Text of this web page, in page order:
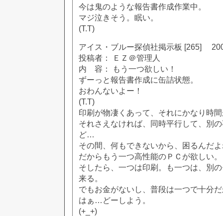
今は鬼のような報告書作成作業中。
マジ泣きそう。眠い。
(T.T)
アイス・ブルー探偵社掲示板 [265]
投稿者： ＥＺ＠管理人
内 容： もう一つ欲しい！
ずーっと報告書作成に缶詰状態。
おわんないよー！
(T.T)
印刷が物凄くあって、それにかなり時
それさえなければ、同時平行して、別
ど…
その間、何もできないから、困るんだ
だからもう一つ高性能のＰＣが欲しい。
そしたら、一つは印刷。も一つは、別
来る。
でもお金がないし、普段は一つで十分
はぁ…どーしよう。
(+_+)